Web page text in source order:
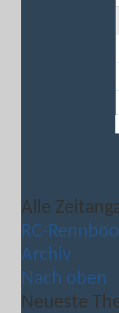
Alle
RC-
Archiv
Nach oben
Neueste